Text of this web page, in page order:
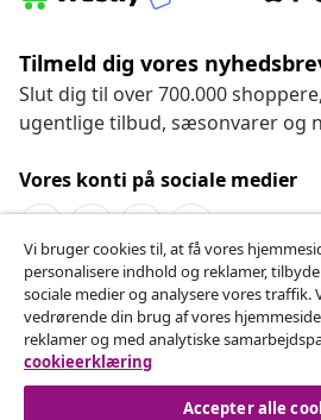
Tilmeld dig vores
Slut dig til over 700.000
ugentlige tilbud, sæsonvarer og
Vores konti på sociale medier
Fortryd køb
Indsend en anmodning om at
Fortryd køb
Vi bruger cookies til, at få vores
personalisere indhold og reklamer,
sociale medier og analysere vores traffik.
vedrørende din brug af vores
reklamer og med analytiske
cookieerklæring
Accepter alle